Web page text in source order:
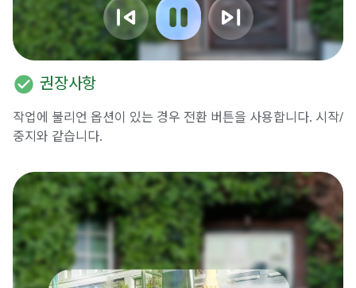
check_circle 권장사항
작업에 불리언 옵션이 있는 경우 전환 버튼을 사용합니다. 시작/
중지와 같습니다.